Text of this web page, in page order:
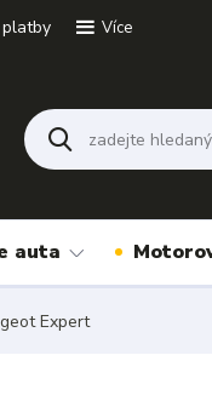
Více
auta
Expert